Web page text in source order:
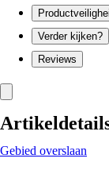
Verder kijken?
Reviews
Gebied overslaan